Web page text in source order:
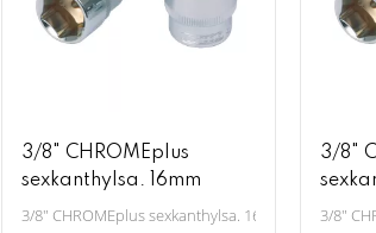
3/8" CHROMEplus
sexkanthylsa. 16mm
3/8" CHROMEplus sexkanthylsa. 16mm
3/8"
3/8"